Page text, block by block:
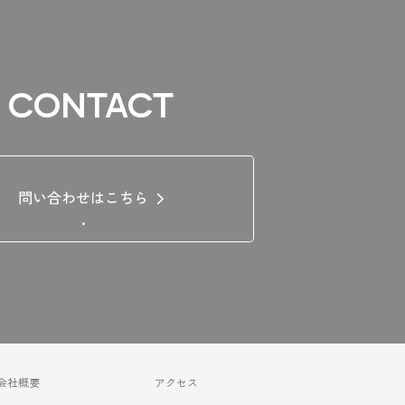
CONTACT
問い合わせはこちら
.
社概要 アクセス